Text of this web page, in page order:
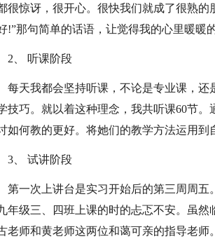
很惊讶，很开心。很快我们就成了很熟
!”那句简单的话语，让觉得我的心里暖暖的
2、 听课阶段
每天我都会坚持听课，不论是专业课，
技巧。就以着这种理念，我共听课60节
如何教的更好。将她们的教学方法运用到
3、 试讲阶段
第一次上讲台是实习开始后的第三周周
年级三、四班上课的时的忐忑不安。虽
老师和黄老师这两位和蔼可亲的指导老